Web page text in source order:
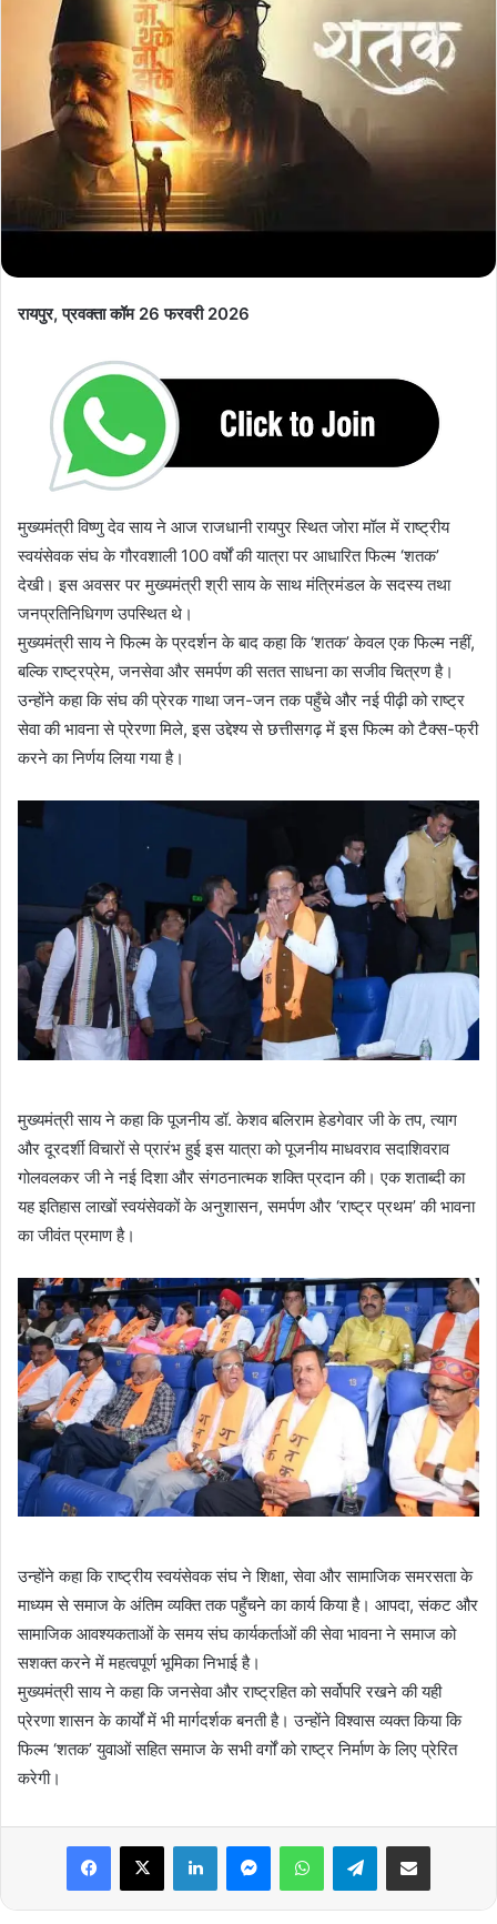
रायपुर, प्रवक्ता कॉम 26 फरवरी 2026
मुख्यमंत्री विष्णु देव साय ने आज राजधानी रायपुर स्थित जोरा मॉल में राष्ट्रीय
स्वयंसेवक संघ के गौरवशाली 100 वर्षों की यात्रा पर आधारित फिल्म ‘शतक’
देखी। इस अवसर पर मुख्यमंत्री श्री साय के साथ मंत्रिमंडल के सदस्य तथा
जनप्रतिनिधिगण उपस्थित थे।
मुख्यमंत्री साय ने फिल्म के प्रदर्शन के बाद कहा कि ‘शतक’ केवल एक फिल्म नहीं,
बल्कि राष्ट्रप्रेम, जनसेवा और समर्पण की सतत साधना का सजीव चित्रण है।
उन्होंने कहा कि संघ की प्रेरक गाथा जन-जन तक पहुँचे और नई पीढ़ी को राष्ट्र
सेवा की भावना से प्रेरणा मिले, इस उद्देश्य से छत्तीसगढ़ में इस फिल्म को टैक्स-फ्री
करने का निर्णय लिया गया है।
मुख्यमंत्री साय ने कहा कि पूजनीय डॉ. केशव बलिराम हेडगेवार जी के तप, त्याग
और दूरदर्शी विचारों से प्रारंभ हुई इस यात्रा को पूजनीय माधवराव सदाशिवराव
गोलवलकर जी ने नई दिशा और संगठनात्मक शक्ति प्रदान की। एक शताब्दी का
यह इतिहास लाखों स्वयंसेवकों के अनुशासन, समर्पण और ‘राष्ट्र प्रथम’ की भावना
का जीवंत प्रमाण है।
उन्होंने कहा कि राष्ट्रीय स्वयंसेवक संघ ने शिक्षा, सेवा और सामाजिक समरसता के
माध्यम से समाज के अंतिम व्यक्ति तक पहुँचने का कार्य किया है। आपदा, संकट और
सामाजिक आवश्यकताओं के समय संघ कार्यकर्ताओं की सेवा भावना ने समाज को
सशक्त करने में महत्वपूर्ण भूमिका निभाई है।
मुख्यमंत्री साय ने कहा कि जनसेवा और राष्ट्रहित को सर्वोपरि रखने की यही
प्रेरणा शासन के कार्यों में भी मार्गदर्शक बनती है। उन्होंने विश्वास व्यक्त किया कि
फिल्म ‘शतक’ युवाओं सहित समाज के सभी वर्गों को राष्ट्र निर्माण के लिए प्रेरित
करेगी।
Facebook
X LinkedInMessengerWhatsAppTelegramShare via Email